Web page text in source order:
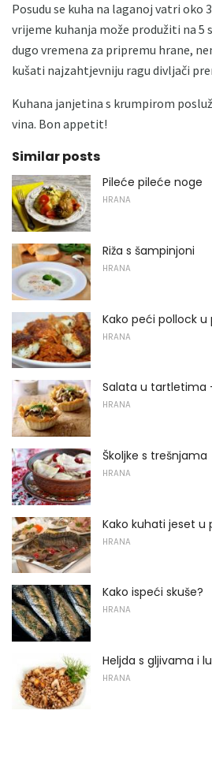
Posudu se kuha na laganoj vatri oko
vrijeme kuhanja može produžiti na 5
dugo vremena za pripremu hrane,
kušati najzahtjevniju ragu divljači
Kuhana janjetina s krumpirom
vina. Bon appetit!
Similar posts
Pileće pileće noge
HRANA
Riža s šampinjoni
HRANA
Kako peći pollock u
HRANA
Salata u tartletima
HRANA
Školjke s trešnjama
HRANA
Kako kuhati jeset u
HRANA
Kako ispeći skuše?
HRANA
Heljda s gljivama i
HRANA